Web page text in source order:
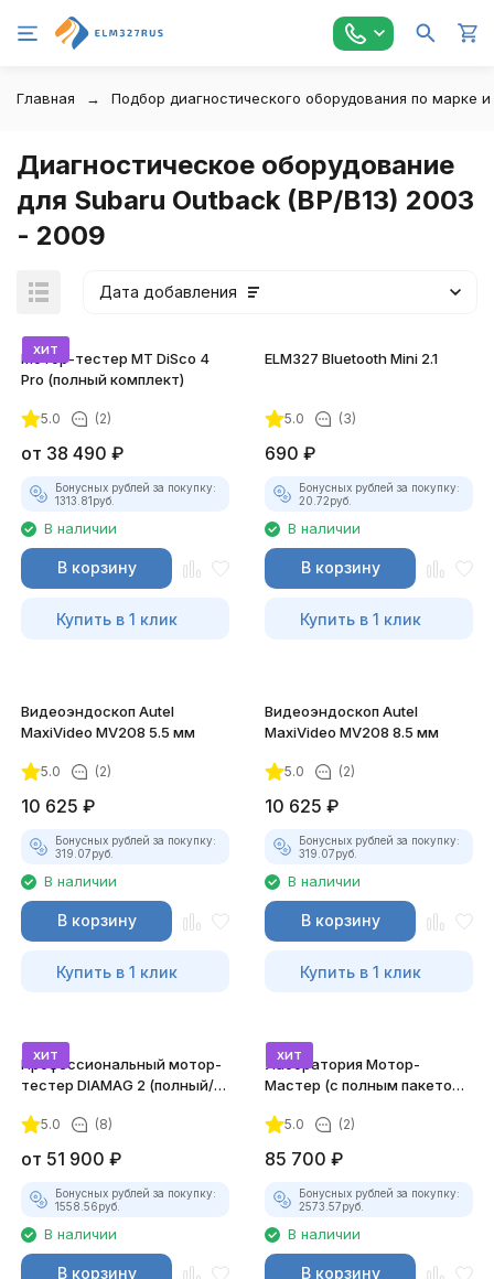
Главная Подбор диагностического оборудования по марке
Диагностическое оборудование
для Subaru Outback (BP/B13) 2003
- 2009
Дата добавления
хит
Мотор-тестер MT DiSco 4
Pro (полный комплект)
5.0 (2)
от 38 490 ₽
Бонусных рублей за покупку:
1313.81руб.
В наличии
В корзину
Купить в 1 клик
ELM327 Bluetooth Mini 2.1
5.0 (3)
690 ₽
Бонусных рублей за покупку:
20.72руб.
В наличии
В корзину
Купить в 1 клик
Видеоэндоскоп Autel
MaxiVideo MV208 5.5 мм
5.0 (2)
10 625 ₽
Бонусных рублей за покупку:
319.07руб.
В наличии
В корзину
Купить в 1 клик
Видеоэндоскоп Autel
MaxiVideo MV208 8.5 мм
5.0 (2)
10 625 ₽
Бонусных рублей за покупку:
319.07руб.
В наличии
В корзину
Купить в 1 клик
хит
Профессиональный мотор-
тестер DIAMAG 2 (полный/
5.0 (8)
от 51 900 ₽
Бонусных рублей за покупку:
1558.56руб.
В наличии
В корзину
хит
Лаборатория Мотор-
Мастер (с полным пакетом
5.0 (2)
85 700 ₽
Бонусных рублей за покупку:
2573.57руб.
В наличии
В корзину